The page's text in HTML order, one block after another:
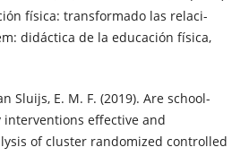
física: transformado las relaci-
didáctica de la educación física,
Sluijs, E. M. F. (2019). Are school-
interventions effective and
of cluster randomized controlled